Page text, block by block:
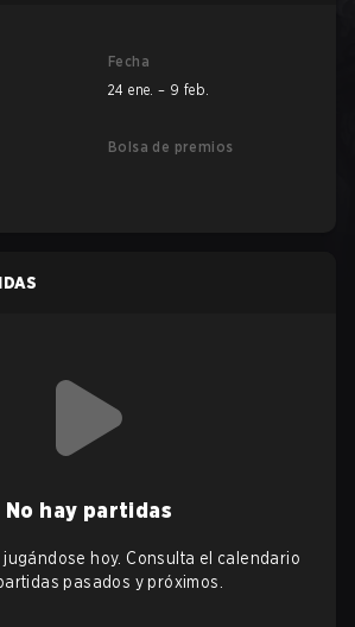
Fecha
24 ene. – 9 feb.
Bolsa de premios
No hay partidas
jugándose hoy. Consulta el calendario
pasados y próximos.